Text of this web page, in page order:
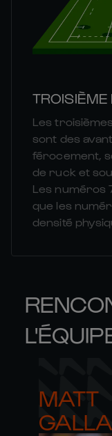
TROISIÈME
Les
sont des
férocement,
de ruck et
Les numéros
que les
densité
MATT